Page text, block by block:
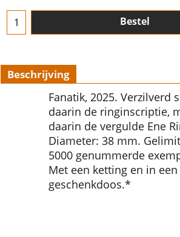
Bestel
Beschrijving
Fanatik, 2025. Verzilverd
daarin de ringinscriptie,
daarin de vergulde Ene
Diameter: 38 mm.
5000 genummerde
Met een ketting en in een
geschenkdoos.*